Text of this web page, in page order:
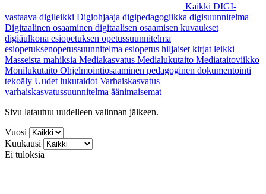
Kaikki DIGI-
vastaava digileikki Digiohjaaja digipedagogiikka digisuunnitelma
Digitaalinen osaaminen digitaalisen osaamisen kuvaukset
digiäulkona esiopetuksen opetussuunnitelma
esiopetuksenopetussuunnitelma esiopetus hiljaiset kirjat leikki
Masseista mahiksia Mediakasvatus Medialukutaito Mediataitoviikko
Monilukutaito Ohjelmointiosaaminen pedagoginen dokumentointi
tekoäly Uudet lukutaidot Varhaiskasvatus
varhaiskasvatussuunnitelma äänimaisemat
Sivu latautuu uudelleen valinnan jälkeen.
Vuosi
Kuukausi
Ei tuloksia